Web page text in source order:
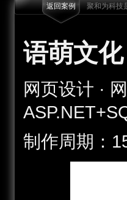
返回案例聚和为科技是
语萌文化
网页设计 ·
制作周期：